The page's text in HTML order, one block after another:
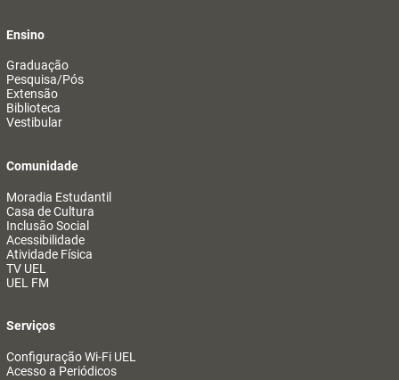
Ensino
Graduação
Pesquisa/Pós
Extensão
Biblioteca
Vestibular
Comunidade
Moradia Estudantil
Casa de Cultura
Inclusão Social
Acessibilidade
Atividade Física
TV UEL
UEL FM
Serviços
Configuração Wi-Fi UEL
Acesso a Periódicos